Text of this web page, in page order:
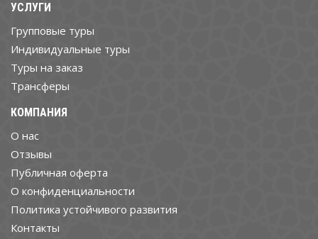
УСЛУГИ
Групповые туры
Индивидуальные туры
Туры на заказ
Трансферы
КОМПАНИЯ
О нас
Отзывы
Публичная оферта
О конфиденциальности
Политика устойчивого развития
Контакты